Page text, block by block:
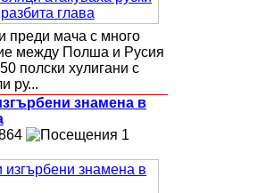
преди мача с много
между Полша и Русия
полски хулигани с
ру...
знамена в
1